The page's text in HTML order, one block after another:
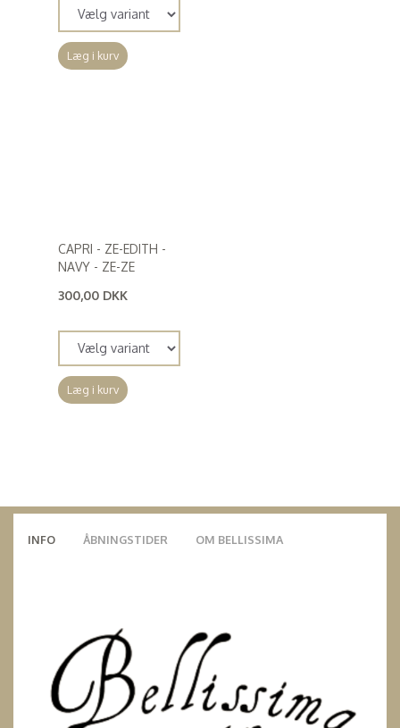
Læg i kurv
CAPRI - ZE-EDITH -
NAVY - ZE-ZE
300,00 DKK
Læg i kurv
INFO ÅBNINGSTIDER OM BELLISSIMA